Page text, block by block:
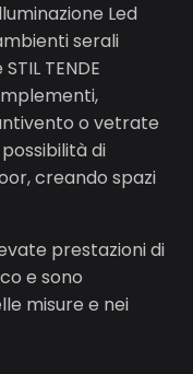
Led
serali
TENDE
o vetrate
di
creando spazi
prestazioni di
e sono
misure e nei